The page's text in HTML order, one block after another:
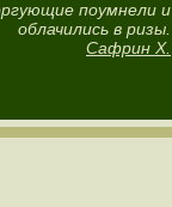
поумнели и
облачились в ризы.
Сафрин Х.